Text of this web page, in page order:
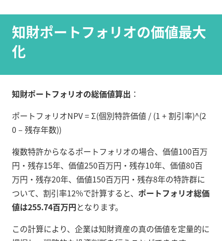
知財ポートフォリオの価値最大
化
知財ポートフォリオの総価値算出 ：
ポートフォリオNPV = Σ(個別特許価値 / (1 + 割引率)^(2
0 – 残存年数))
複数特許からなるポートフォリオの場合、価値100百万
円・残存15年、価値250百万円・残存10年、価値80百
万円・残存20年、価値150百万円・残存8年の特許群に
ついて、割引率12%で計算すると、 ポートフォリオ総価
値は255.74百万円となります。
この計算により、企業は知財資産の真の価値を定量的に